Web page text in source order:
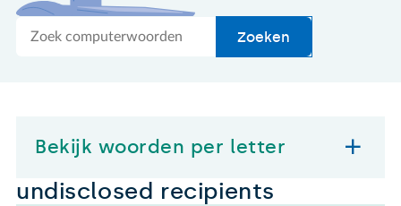
Zoek
Zoeken
Bekijk woorden per letter
undisclosed recipients